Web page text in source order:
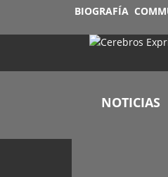
BIOGRAFÍA
NOTICIAS